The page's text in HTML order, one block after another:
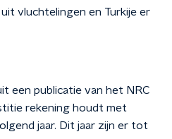
vluchtelingen en Turkije er
een publicatie van het NRC
rekening houdt met
jaar. Dit jaar zijn er tot